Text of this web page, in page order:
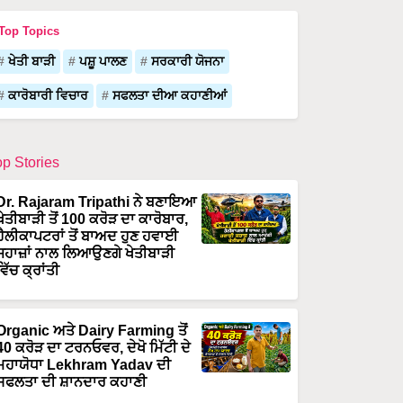
Topics
ਖੇਤੀ ਬਾੜੀ ਪਸ਼ੂ ਪਾਲਣ ਸਰਕਾਰੀ ਯੋਜਨਾ
ਕਾਰੋਬਾਰੀ ਵਿਚਾਰ ਸਫਲਤਾ ਦੀਆ ਕਹਾਣੀਆਂ
Stories
Rajaram Tripathi ਨੇ ਬਣਾਇਆ
ਤੋਂ 100 ਕਰੋੜ ਦਾ ਕਾਰੋਬਾਰ,
ਤੋਂ ਬਾਅਦ ਹੁਣ ਹਵਾਈ
ਨਾਲ ਲਿਆਉਣਗੇ ਖੇਤੀਬਾੜੀ
ਕ੍ਰਾਂਤੀ
ਅਤੇ Dairy Farming ਤੋਂ
ਕਰੋੜ ਦਾ ਟਰਨਓਵਰ, ਦੇਖੋ ਮਿੱਟੀ ਦੇ
Lekhram Yadav ਦੀ
ਦੀ ਸ਼ਾਨਦਾਰ ਕਹਾਣੀ